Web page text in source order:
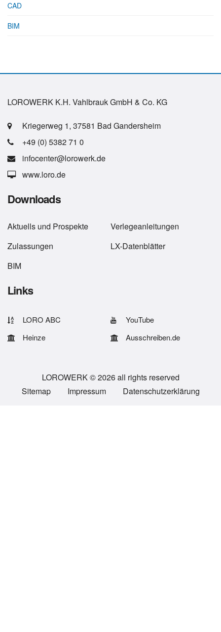
CAD
BIM
LOROWERK K.H. Vahlbrauk GmbH & Co. KG
Kriegerweg 1, 37581 Bad Gandersheim
+49 (0) 5382 71 0
infocenter@lorowerk.de
www.loro.de
Downloads
Aktuells und Prospekte
Verlegeanleitungen
Zulassungen
LX-Datenblätter
BIM
Links
LORO ABC
YouTube
Heinze
Ausschreiben.de
LOROWERK © 2026 all rights reserved
Sitemap
Impressum Datenschutzerklärung